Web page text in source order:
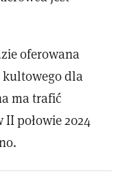
oferowana
kultowego dla
ma trafić
połowie 2024